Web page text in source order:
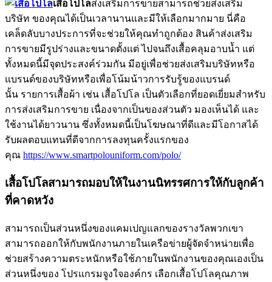
เสื้อโปโลส่งเสริมการขายสามารถช่วยส่งเสริม
บริษัท ของคุณได้เป็นเวลานานและมีให้เลือกมากมาย นี่คือ
เคล็ดลับบางประการที่จะช่วยให้คุณทำถูกต้อง สินค้าส่งเสริม
การขายมีรูปร่างและขนาดตั้งแต่ ไปจนถึงเสื้อคลุมอาบน้ำ แต่
ทั้งหมดนี้มีจุดประสงค์ร่วมกัน มีอยู่เพื่อช่วยส่งเสริมบริษัทหรือ
แบรนด์ของบริษัทหรือเพื่อโน้มน้าวการรับรู้ของแบรนด์
นั้น รายการเสื้อผ้า เช่น เสื้อโปโล เป็นตัวเลือกที่ยอดเยี่ยมสำหรับ
การส่งเสริมการขาย เนื่องจากเป็นของส่วนตัว มองเห็นได้ และ
ใช้งานได้ยาวนาน ซึ่งทั้งหมดนี้เป็นโฆษณาที่ดีและมีโอกาสได้
รับผลตอบแทนที่ดีจากการลงทุนครั้งแรกของ
คุณ https://www.smartpolouniform.com/polo/
เสื้อโปโลสามารถมอบให้ในงานนิทรรศการให้กับลูกค้า
ที่คาดหวัง
สามารถเป็นส่วนหนึ่งของแคมเปญแลกของรางวัลพวกเขา
สามารถออกให้กับพนักงานภายในเครือข่ายผู้จัดจำหน่ายเพื่อ
ช่วยสร้างความตระหนักหรือใช้ภายในพนักงานของคุณเองเป็น
ส่วนหนึ่งของ โปรแกรมจูงใจองค์กร เลือกเสื้อโปโลคุณภาพ